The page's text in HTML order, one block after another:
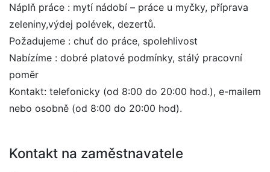
Náplň práce : mytí nádobí – práce u myčky, příprava
zeleniny,výdej polévek, dezertů.
Požadujeme : chuť do práce, spolehlivost
Nabízíme : dobré platové podmínky, stálý pracovní
poměr
Kontakt: telefonicky (od 8:00 do 20:00 hod.), e-mailem
nebo osobně (od 8:00 do 20:00 hod).
Kontakt na zaměstnavatele